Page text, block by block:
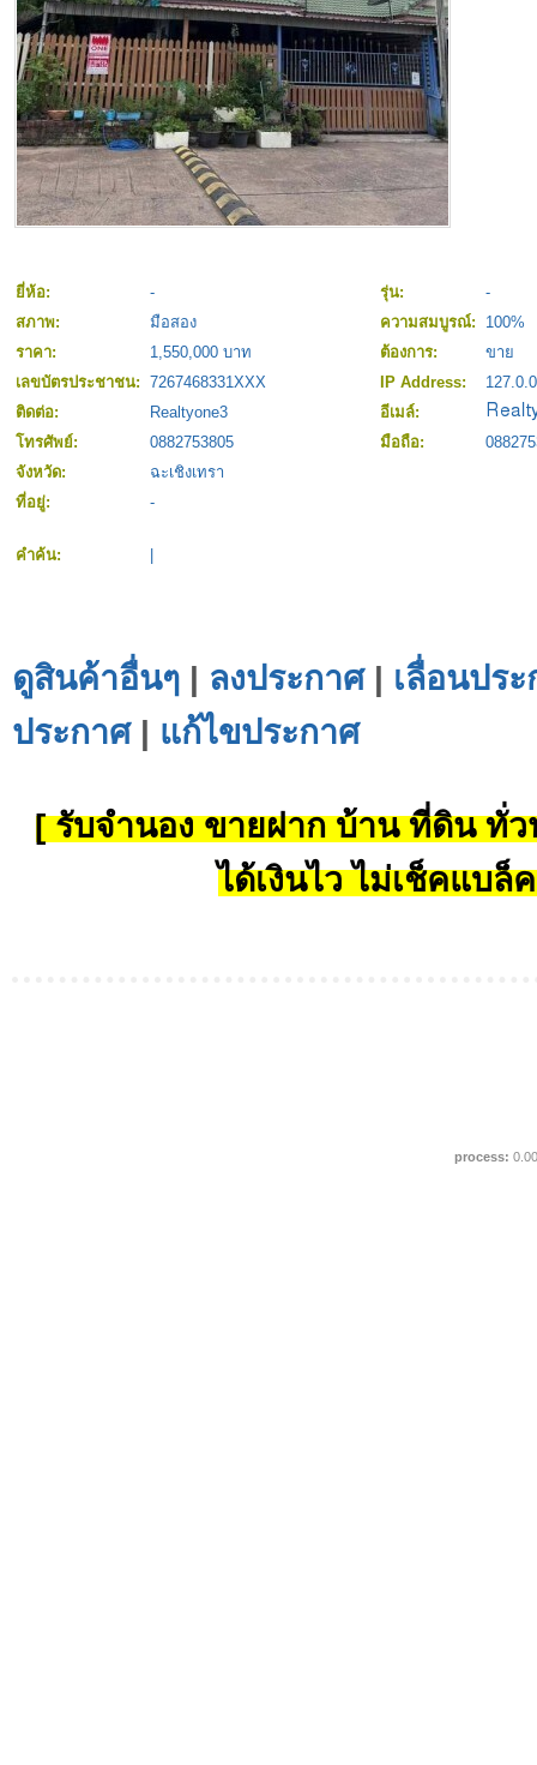
ยี่ห้อ: - รุ่น:
-
สภาพ:
มือสอง ความสมบูรณ์:
100%
ราคา:
1,550,000 บาท ต้องการ:
ขาย
เลขบัตรประชาชน: 7267468331XXX IP Address:
ติดต่อ:
Realtyone3
อีเมล์:
โทรศัพย์:
0882753805 มือถือ:
จังหวัด:
ฉะเชิงเทรา
ที่อยู่:
-
คำค้น:
ดูสินค้าอื่นๆ | ลงประกาศ| เลื่อนปร
ประกาศ| แก้ไขประกาศ
[ รับจำนอง ขายฝาก บ้าน ที่ดิน ทั่ว
ได้เงินไว ไม่เช็คแบล็
process: